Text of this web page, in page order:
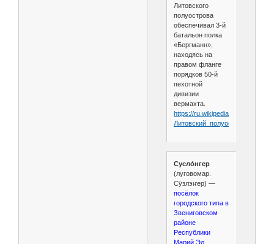
Литовского
полуострова
обеспечивал 3-й
батальон полка
«Бергманн»,
находясь на
правом фланге
порядков 50-й
пехотной
дивизии
вермахта.
https://ru.wikipedia.org/wiki/
Литовский_полуостров
Сусло́нгер
(луговомар.
Сӱзлэҥер) —
посёлок
городского типа в
Звениговском
районе
Республики
Марий Эл